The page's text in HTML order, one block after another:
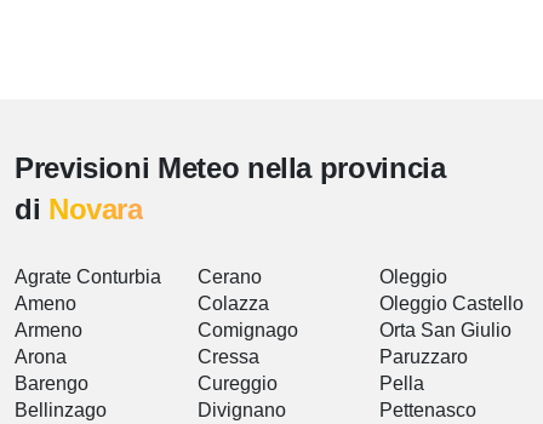
Previsioni Meteo nella provincia
di Novara
Agrate Conturbia
Ameno
Armeno
Arona
Barengo
Bellinzago
Cerano
Colazza
Comignago
Cressa
Cureggio
Divignano
Oleggio
Oleggio Castello
Orta San Giulio
Paruzzaro
Pella
Pettenasco